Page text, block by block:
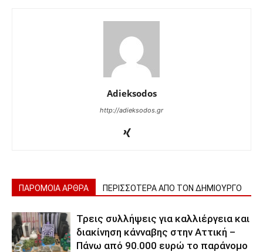
Adieksodos
http://adieksodos.gr
ΠΑΡΟΜΟΙΑ ΑΡΘΡΑ ΠΕΡΙΣΣΟΤΕΡΑ ΑΠΟ ΤΟΝ ΔΗΜΙΟΥΡΓΟ
Τρεις συλλήψεις για καλλιέργεια και
διακίνηση κάνναβης στην Αττική –
Πάνω από 90.000 ευρώ το παράνομο